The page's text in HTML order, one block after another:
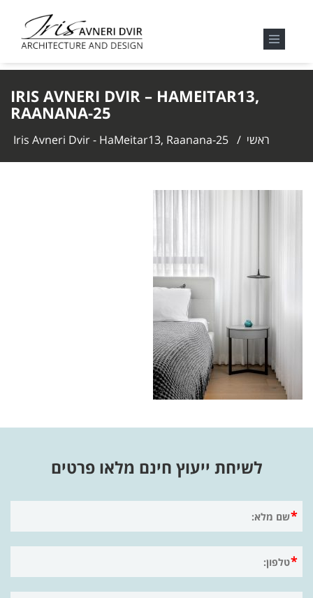
IRIS AVNERI DVIR – HAMEITAR13,
RAANANA-25
ראשי /
Iris Avneri Dvir - HaMeitar13, Raanana-25
לשיחת ייעוץ חינם מלאו פרטים